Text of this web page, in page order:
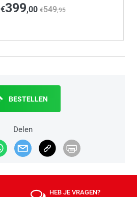
€399,00 €549,95
Delen
BESTELLEN
HEB JE VRAGEN?